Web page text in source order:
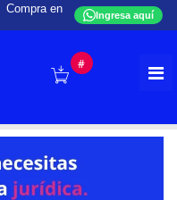
Compra en
Ingresa aquí
#